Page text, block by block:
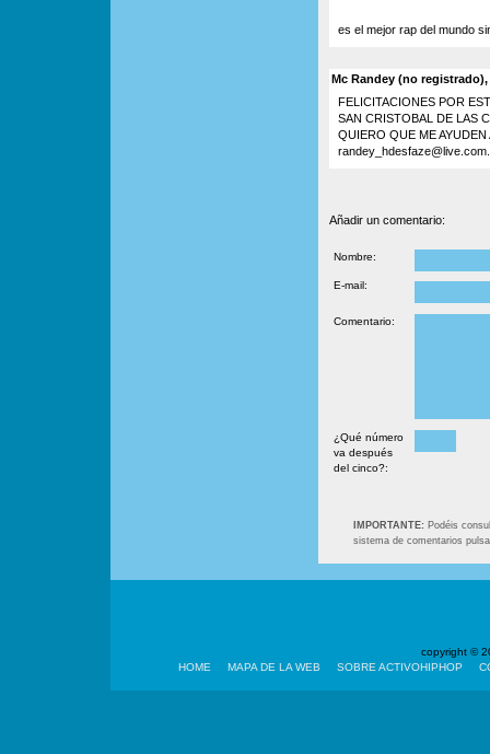
es el mejor rap del mundo
Mc Randey (no registrado),
FELICITACIONES POR
SAN CRISTOBAL DE LAS
QUIERO QUE ME
Añadir un comentario:
Nombre:
E-mail:
Comentario:
¿Qué número
va después
del cinco?:
IMPORTANTE: Podéis
sistema de comentarios
copyright ©
HOME
MAPA DE LA WEB SOBRE ACTIVOHIPHOP